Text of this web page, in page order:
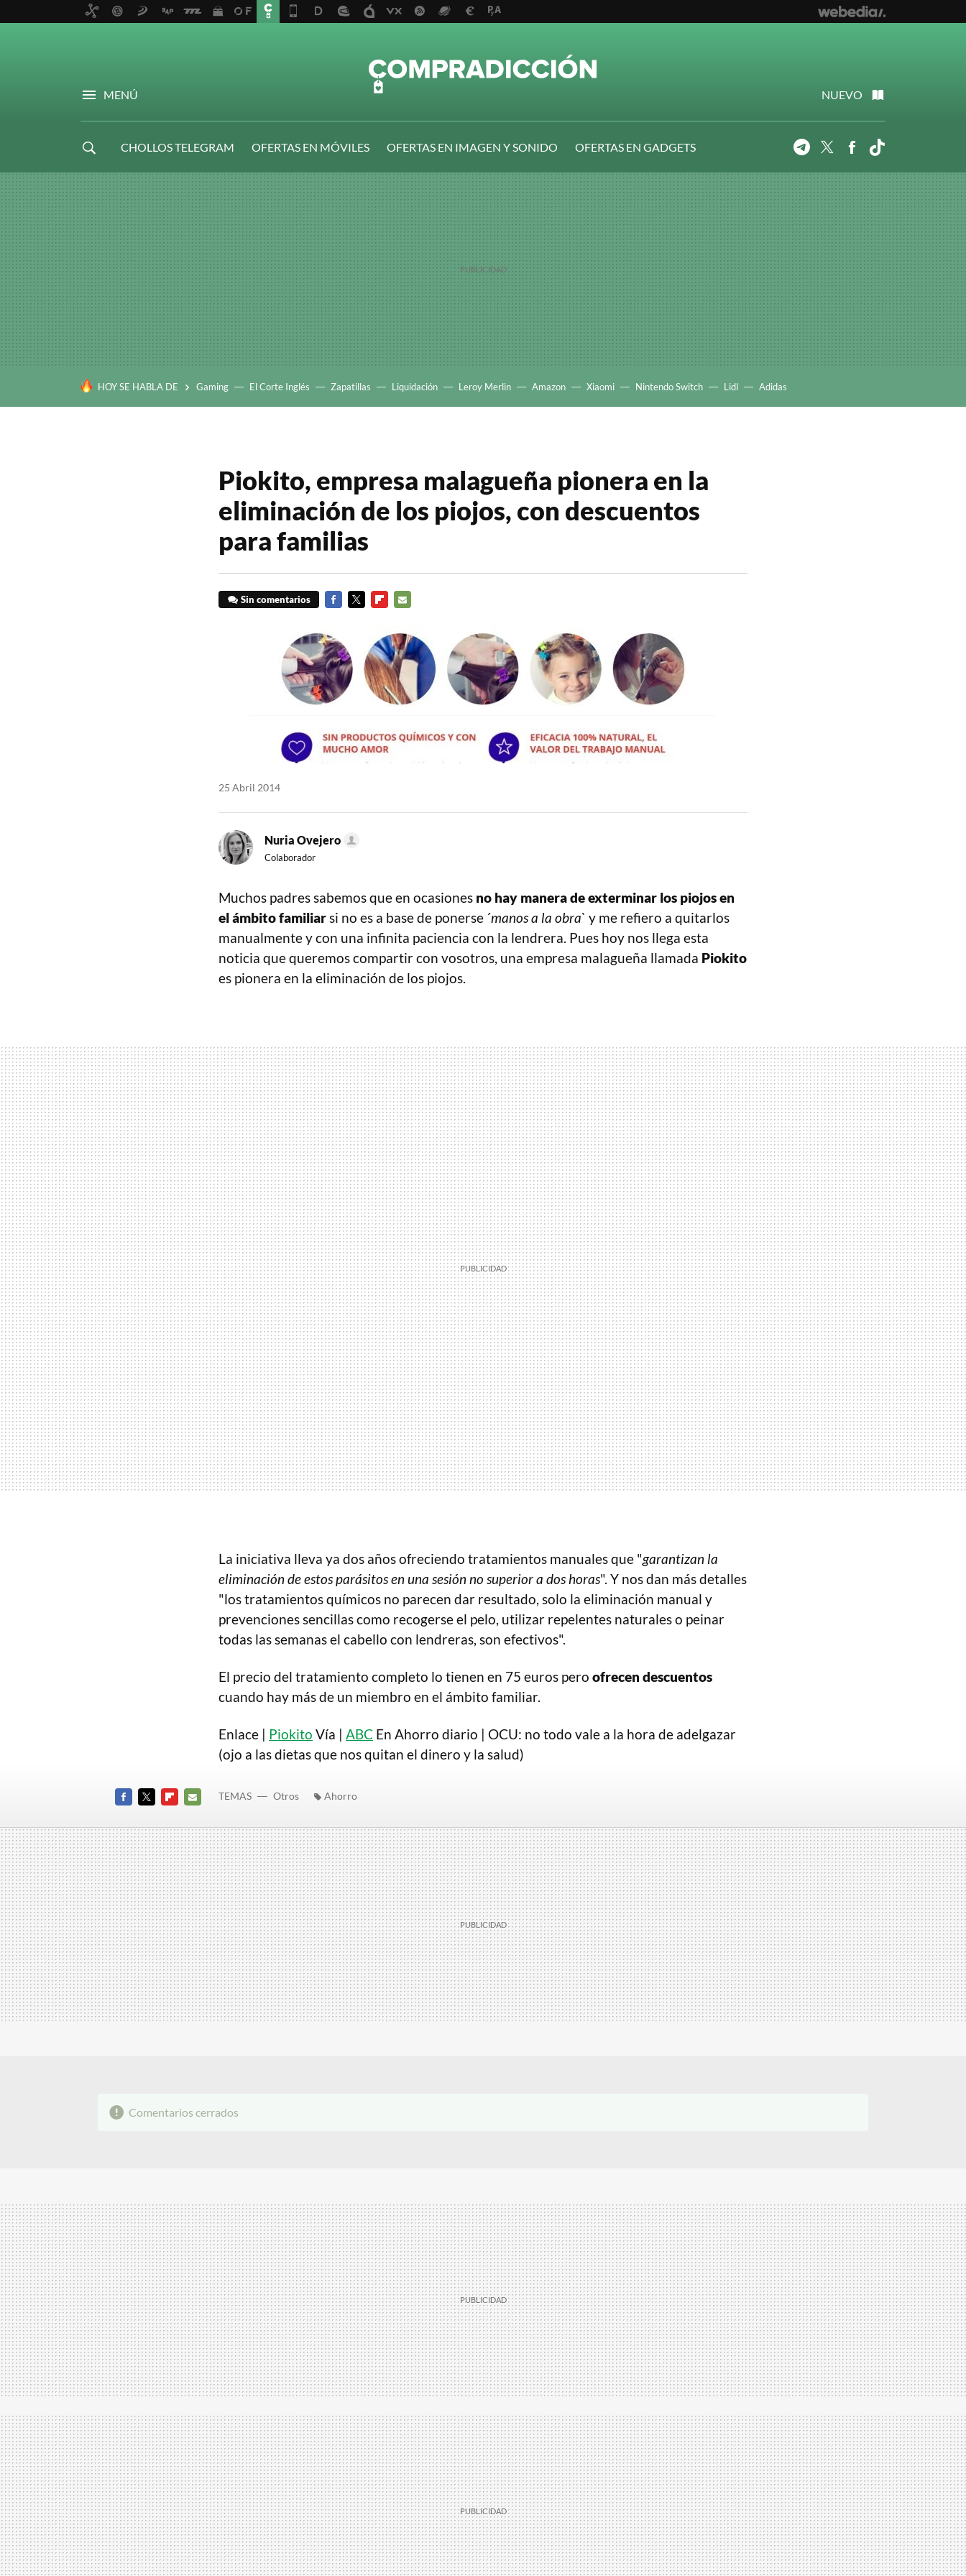
MENÚ NUEVO
CHOLLOS TELEGRAM OFERTAS EN MÓVILES OFERTAS EN IMAGEN Y SONIDO
OFERTAS EN GADGETS
TelegramTwitterFacebook
HOY SE HABLA DE Gaming El Corte Inglés Zapatillas Liquidación Leroy Merlin Amazon Xiaomi Nintendo Switch Lidl Adidas
Piokito, empresa malagueña pionera en la
eliminación de los piojos, con descuentos
para familias
Sin comentarios
MAIL
25 Abril 2014
Nuria Ovejero
Colaborador
Muchos padres sabemos que en ocasiones no hay manera de exterminar los piojos en
el ámbito familiarsi no es a base de ponerse ´manos a la obra` y me refiero a quitarlos
manualmente y con una infinita paciencia con la lendrera. Pues hoy nos llega esta
noticia que queremos compartir con vosotros, una empresa malagueña llamada Piokito
es pionera en la eliminación de los piojos.
La iniciativa lleva ya dos años ofreciendo tratamientos manuales que "garantizan la
eliminación de estos parásitos en una sesión no superior a dos horas". Y nos dan más detalles
"los tratamientos químicos no parecen dar resultado, solo la eliminación manual y
prevenciones sencillas como recogerse el pelo, utilizar repelentes naturales o peinar
todas las semanas el cabello con lendreras, son efectivos".
El precio del tratamiento completo lo tienen en 75 euros pero ofrecen descuentos
cuando hay más de un miembro en el ámbito familiar.
Enlace | Piokito Vía | ABC En Ahorro diario | OCU: no todo vale a la hora de adelgazar
(ojo a las dietas que nos quitan el dinero y la salud)
MAIL
TEMAS Otros Ahorro
Comentarios cerrados